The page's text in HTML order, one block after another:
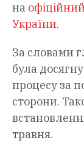
на
України.
За словами
була
процесу за
сторони.
травня.